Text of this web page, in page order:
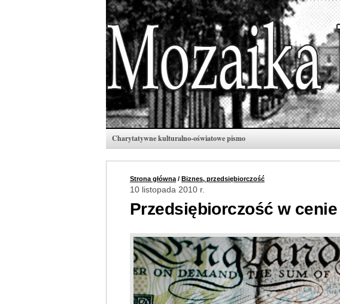
Charytatywne kulturalno-oświatowe pismo
Strona główna / Biznes, przedsiębiorczość
10 listopada 2010 r.
Przedsiębiorczość w cenie